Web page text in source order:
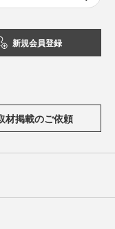
新規会員登録
材掲載のご依頼